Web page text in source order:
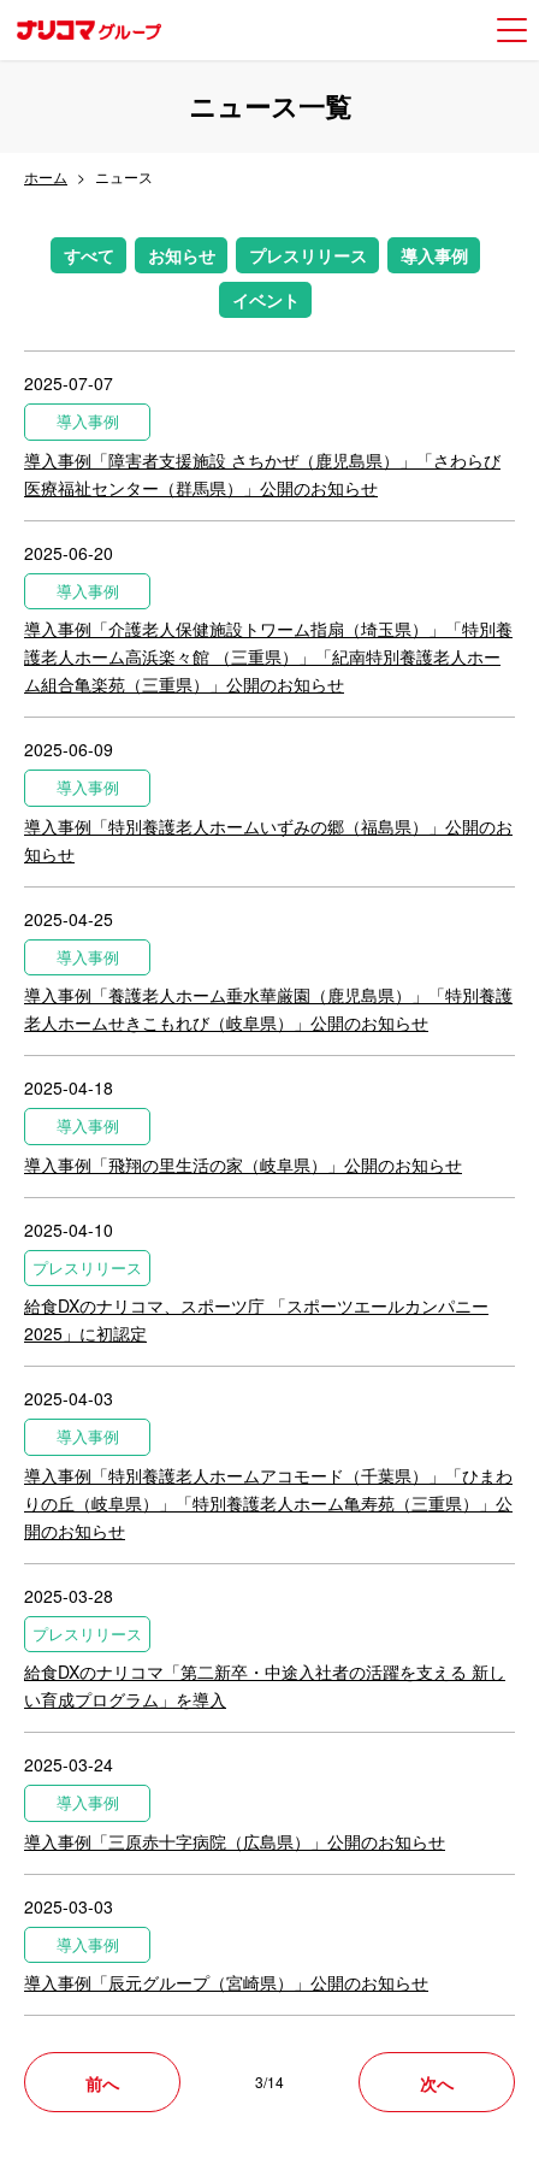
ニュース一覧
ホーム ニュース
すべて お知らせ プレスリリース
導入事例
イベント
2025-07-07
導入事例
導入事例「障害者支援施設 さちかぜ（鹿児島県）」「さわらび
医療福祉センター（群馬県）」公開のお知らせ
2025-06-20
導入事例
導入事例「介護老人保健施設トワーム指扇（埼玉県）」「特別養
護老人ホーム高浜楽々館 （三重県）」「紀南特別養護老人ホー
ム組合亀楽苑（三重県）」公開のお知らせ
2025-06-09
導入事例
導入事例「特別養護老人ホームいずみの郷（福島県）」公開のお
知らせ
2025-04-25
導入事例
導入事例「養護老人ホーム垂水華厳園（鹿児島県）」「特別養護
老人ホームせきこもれび（岐阜県）」公開のお知らせ
2025-04-18
導入事例
導入事例「飛翔の里生活の家（岐阜県）」公開のお知らせ
2025-04-10
プレスリリース
給食DXのナリコマ、スポーツ庁 「スポーツエールカンパニー
2025」に初認定
2025-04-03
導入事例
導入事例「特別養護老人ホームアコモード（千葉県）」「ひまわ
りの丘（岐阜県）」「特別養護老人ホーム亀寿苑（三重県）」公
開のお知らせ
2025-03-28
プレスリリース
給食DXのナリコマ「第二新卒・中途入社者の活躍を支える 新し
い育成プログラム」を導入
2025-03-24
導入事例
導入事例「三原赤十字病院（広島県）」公開のお知らせ
2025-03-03
導入事例
導入事例「辰元グループ（宮崎県）」公開のお知らせ
前へ 3/14 次へ